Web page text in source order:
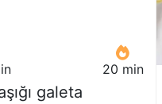
20 min
galeta